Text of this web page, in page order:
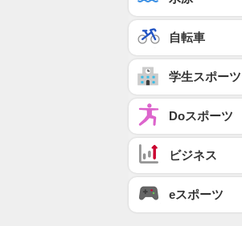
自転車
学生スポーツ
Doスポーツ
ビジネス
eスポーツ